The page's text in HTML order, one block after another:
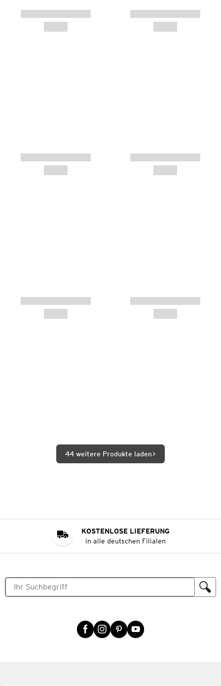
44 weitere Produkte laden
KOSTENLOSE LIEFERUNG
in alle deutschen Filialen